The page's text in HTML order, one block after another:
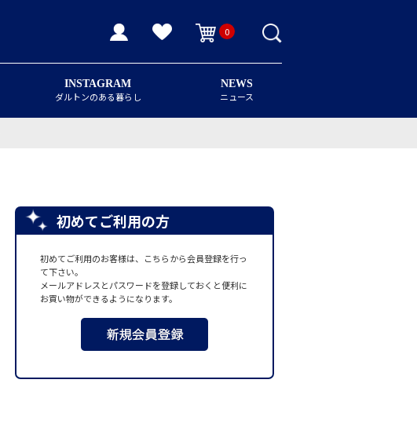
0
INSTAGRAM
ダルトンのある暮らし
NEWS
ニュース
初めてご利用の方
初めてご利用のお客様は、こちらから会員登録を行っ
て下さい。
メールアドレスとパスワードを登録しておくと便利に
お買い物ができるようになります。